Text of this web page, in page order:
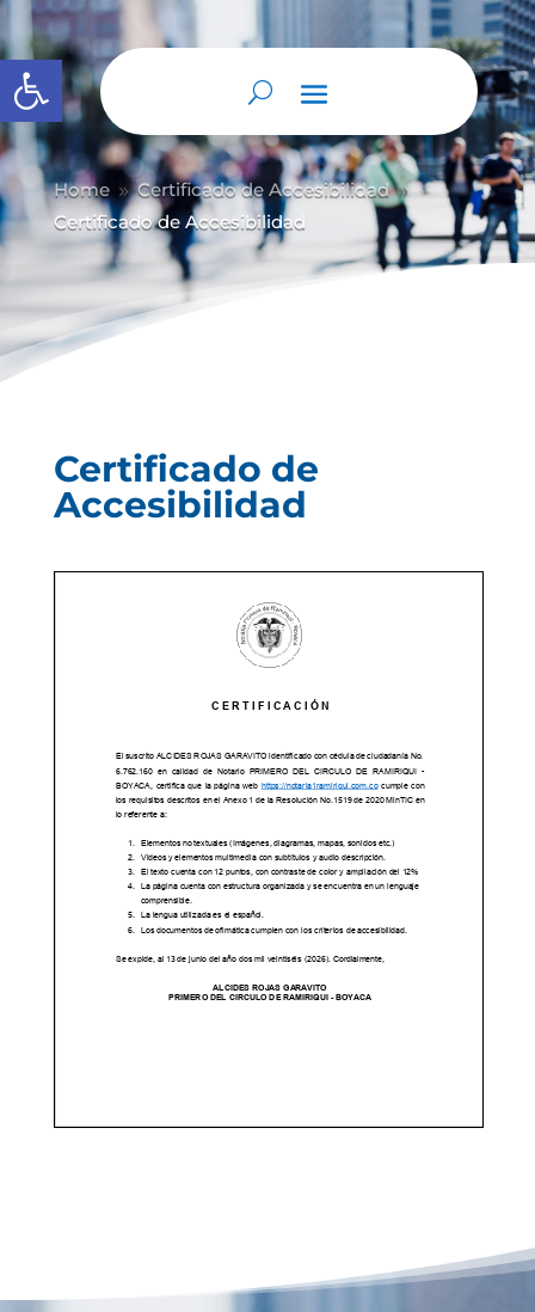
Abrir barra de herramientas
Home 9 Certificado de Accesibilidad 9
Certificado de Accesibilidad
Certificado de
Accesibilidad